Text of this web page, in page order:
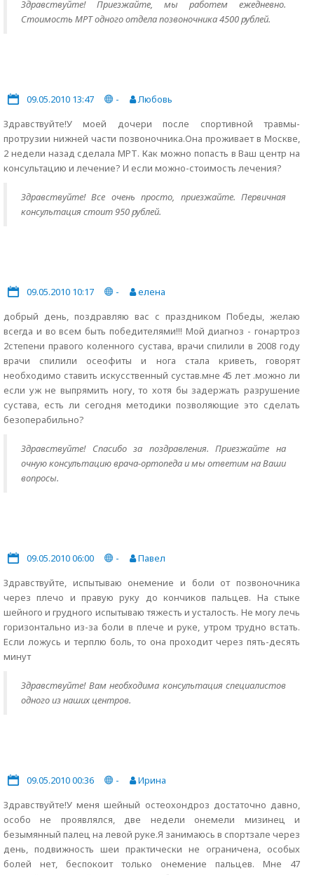
Здравствуйте! Приезжайте, мы работем ежедневно.
Стоимость МРТ одного отдела позвоночника 4500 рублей.
09.05.2010 13:47 -
Любовь
Здравствуйте!У моей дочери после спортивной травмы-
протрузии нижней части позвоночника.Она проживает в Москве,
2 недели назад сделала МРТ. Как можно попасть в Ваш центр на
консультацию и лечение? И если можно-стоимость лечения?
Здравствуйте! Все очень просто, приезжайте. Первичная
консультация стоит 950 рублей.
09.05.2010 10:17 -
елена
добрый день, поздравляю вас с праздником Победы, желаю
всегда и во всем быть победителями!!! Мой диагноз - гонартроз
2степени правого коленного сустава, врачи спилили в 2008 году
врачи спилили осеофиты и нога стала криветь, говорят
необходимо ставить искусственный сустав.мне 45 лет .можно ли
если уж не выпрямить ногу, то хотя бы задержать разрушение
сустава, есть ли сегодня методики позволяющие это сделать
безоперабильно?
Здравствуйте! Спасибо за поздравления. Приезжайте на
очную консультацию врача-ортопеда и мы ответим на Ваши
вопросы.
09.05.2010 06:00 -
Павел
Здравствуйте, испытываю онемение и боли от позвоночника
через плечо и правую руку до кончиков пальцев. На стыке
шейного и грудного испытываю тяжесть и усталость. Не могу лечь
горизонтально из-за боли в плече и руке, утром трудно встать.
Если ложусь и терплю боль, то она проходит через пять-десять
минут
Здравствуйте! Вам необходима консультация специалистов
одного из наших центров.
09.05.2010 00:36 -
Ирина
Здравствуйте!У меня шейный остеохондроз достаточно давно,
особо не проявлялся, две недели онемели мизинец и
безымянный палец на левой руке.Я занимаюсь в спортзале через
день, подвижность шеи практически не ограничена, особых
болей нет, беспокоит только онемение пальцев. Мне 47